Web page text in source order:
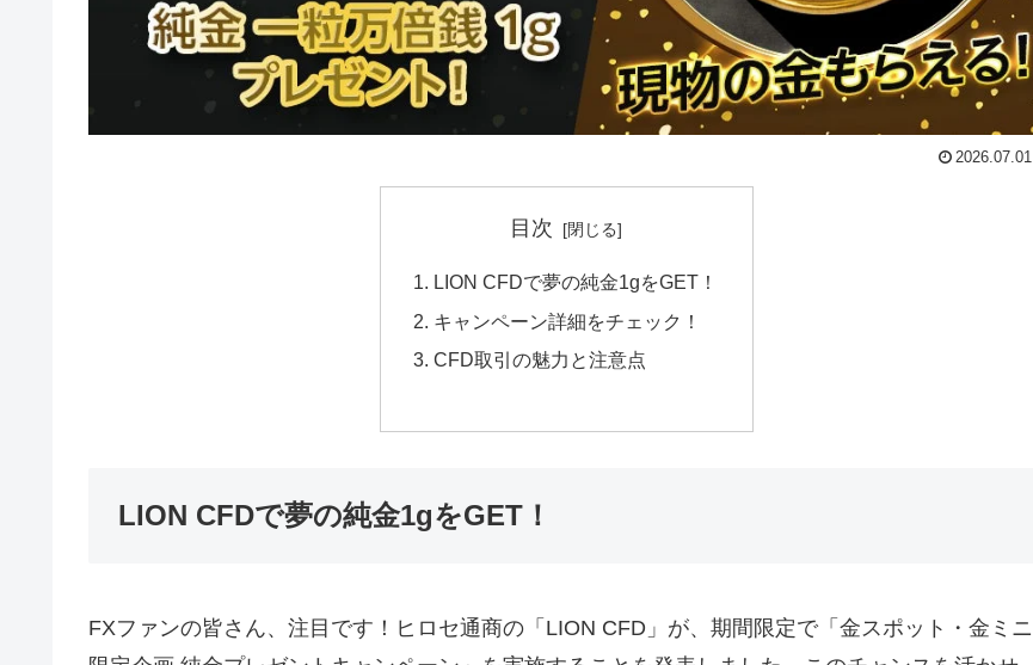
2026.07.01
目次
LION CFDで夢の純金1gをGET！
キャンペーン詳細をチェック！
CFD取引の魅力と注意点
LION CFDで夢の純金1gをGET！
FXファンの皆さん、注目です！ヒロセ通商の「LION CFD」が、期間限定で「金スポット・金ミニ